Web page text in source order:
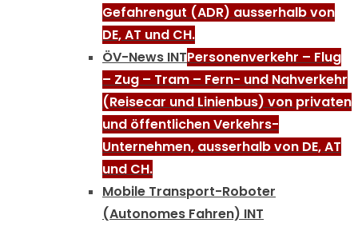
Gefahrengut (ADR) ausserhalb von
DE, AT und CH.
ÖV-News INTPersonenverkehr – Flug
– Zug – Tram – Fern- und Nahverkehr
(Reisecar und Linienbus) von privaten
und öffentlichen Verkehrs-
Unternehmen, ausserhalb von DE, AT
und CH.
Mobile Transport-Roboter
(Autonomes Fahren) INT